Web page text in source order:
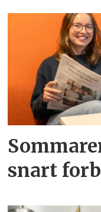
snart